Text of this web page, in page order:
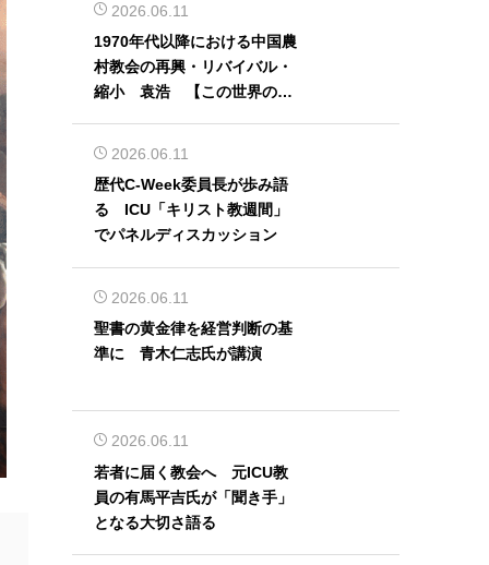
2026.06.11
1970年代以降における中国農
村教会の再興・リバイバル・
縮小 袁浩 【この世界の片
2026.06.11
歴代C-Week委員長が歩み語
る ICU「キリスト教週間」
でパネルディスカッション
2026.06.11
聖書の黄金律を経営判断の基
準に 青木仁志氏が講演
2026.06.11
若者に届く教会へ 元ICU教
員の有馬平吉氏が「聞き手」
となる大切さ語る